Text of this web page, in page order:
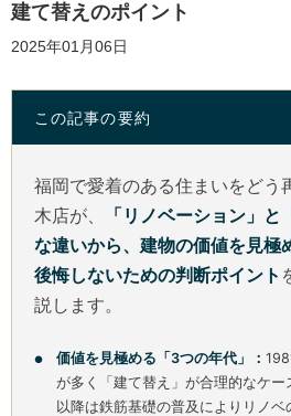
建て替えのポイント
2025年01月06日
この記事の要約
福岡で愛着のある住まいをどう
木店が、
「リノベーション」
な違いから、建物の価値を見極
後悔しないための判断ポイント
説します。
価値を見極める「3つの年代」：
が多く「建て替え」が合理的なケ
以降は鉄筋基礎の普及によりリノ